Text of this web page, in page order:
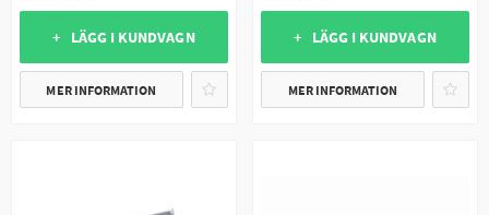
+ LÄGG I KUNDVAGN
MER INFORMATION
+ LÄGG I KUNDVAGN
MER INFORMATION